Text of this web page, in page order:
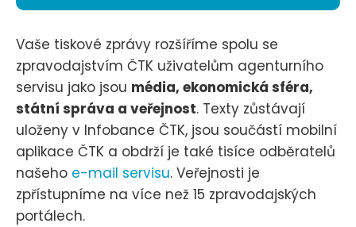
Vaše tiskové zprávy rozšíříme spolu se
zpravodajstvím ČTK uživatelům agenturního
servisu jako jsou média, ekonomická sféra,
státní správa a veřejnost. Texty zůstávají
uloženy v Infobance ČTK, jsou součástí mobilní
aplikace ČTK a obdrží je také tisíce odběratelů
našeho e-mail servisu. Veřejnosti je
zpřístupníme na více než 15 zpravodajských
portálech.